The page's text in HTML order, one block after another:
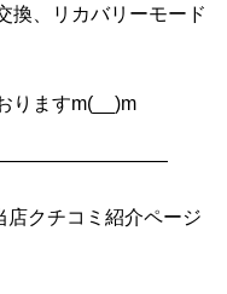
換、リカバリーモード
りますm(__)m
クチコミ紹介ページ